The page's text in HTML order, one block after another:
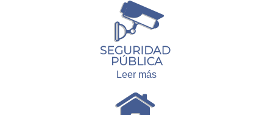
Leer más